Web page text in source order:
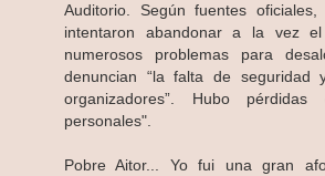
Auditorio. Según fuentes
intentaron abandonar a la vez
numerosos problemas para
denuncian “la falta de
organizadores”. Hubo
personales".
Pobre Aitor... Yo fui una gran